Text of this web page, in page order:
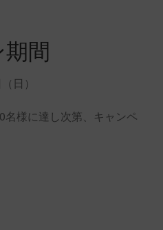
間
日）
様に達し次第、キャンペ